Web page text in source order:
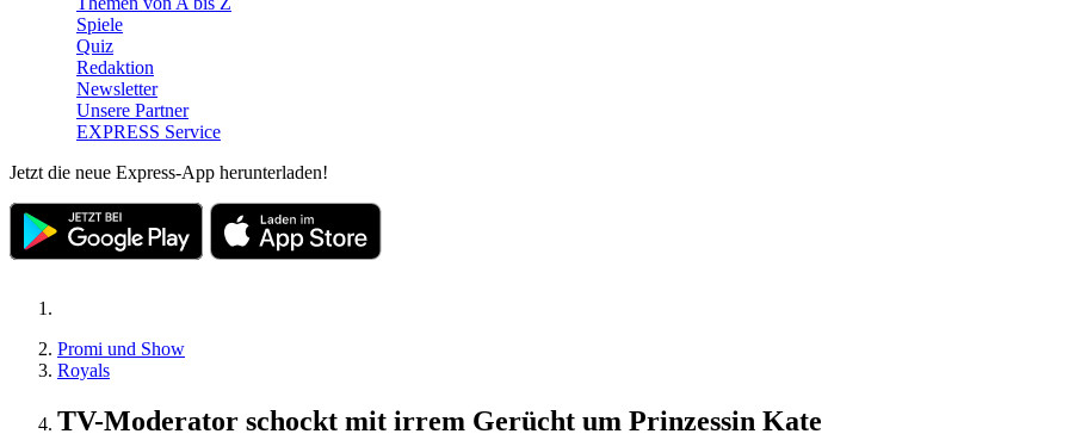
Spiele
Quiz
Redaktion
Newsletter
Unsere Partner
EXPRESS Service
Jetzt die neue Express-App herunterladen!
Promi und Show
Royals
TV-Moderator schockt mit irrem Gerücht um Prinzessin Kate